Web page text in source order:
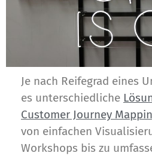
Je nach Reifegrad eines
es unterschiedliche
Customer Journey
von einfachen
Workshops bis zu